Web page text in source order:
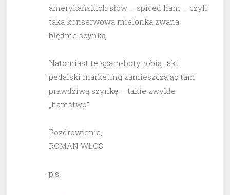
amerykańskich słów – spiced ham – czyli
taka konserwowa mielonka zwana
błędnie szynką.
Natomiast te spam-boty robią taki
pedalski marketing zamieszczając tam
prawdziwą szynkę – takie zwykłe
„hamstwo”
Pozdrowienia,
ROMAN WŁOS
p.s.